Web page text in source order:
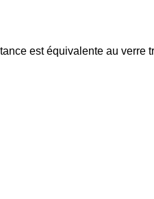
est équivalente au verre